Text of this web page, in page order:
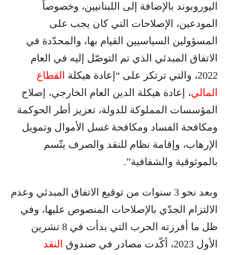
اليوروبوند بالإضافة إلى اللبنانيين، وخصوصاً
المودعين، الإصلاحات التي كان يجب على
المسؤولين السياسيين القيام بها، والمحدّدة في
الاتفاق المبدئي الذي تم التوصّل إليه في العام
2022، والتي ترتكز على “إعادة هيكلة
القطاع
المالي، إعادة هيكلة الدين العام الخارجي، إصلاح
المؤسسات المملوكة للدولة، تعزيز أطر الحوكمة
ومكافحة الفساد ومكافحة غسل الأموال وتمويل
الإرهاب، وإقامة نظام للنقد والصرف يتّسم
بالموثوقية والشفافية”.
وبعد نحو 3 سنوات من توقيع الاتفاق المبدئي وعدم
الالتزام الجدّي بالإصلاحات المنصوص عليها، وفي
ظل ما أفرزته الحرب التي بدأت في 8 تشرين
الأول 2023، أكّدت مصادر في صندوق
النقد